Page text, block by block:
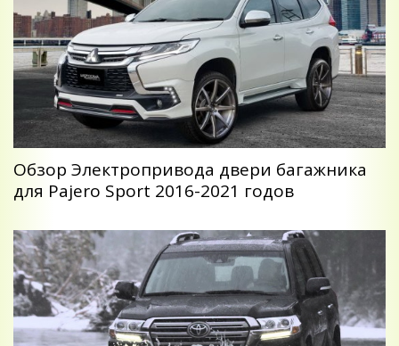
Обзор Электропривода двери багажника
для Pajero Sport 2016-2021 годов